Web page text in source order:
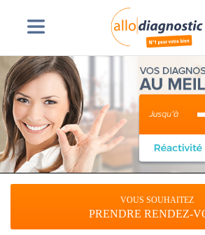
VOUS SOUHAITEZ
PRENDRE RENDEZ-